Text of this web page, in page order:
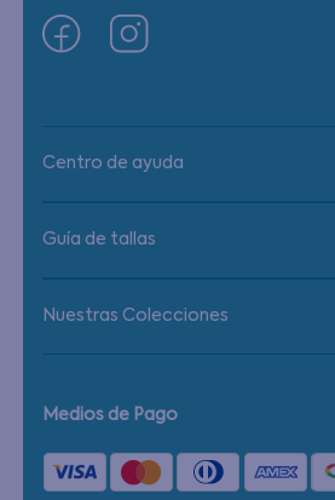
Centro de ayuda
Guía de tallas
Nuestras Colecciones
Medios de Pago